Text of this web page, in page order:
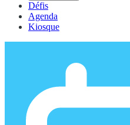
Défis
Agenda
Kiosque